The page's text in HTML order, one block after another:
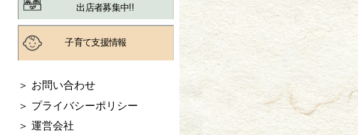
        出店者募集中!!
子育て支援情報
＞ お問い合わせ
＞ プライバシーポリシー
＞ 運営会社